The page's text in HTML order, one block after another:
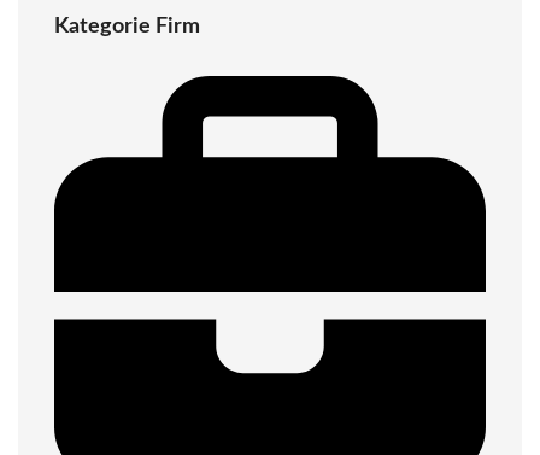
Kategorie Firm